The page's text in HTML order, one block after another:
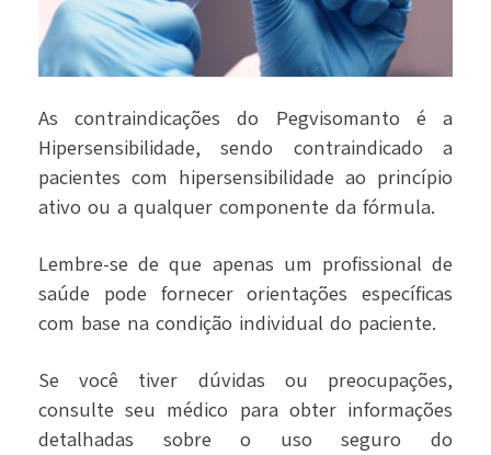
As contraindicações do Pegvisomanto é a
Hipersensibilidade, sendo contraindicado a
pacientes com hipersensibilidade ao princípio
ativo ou a qualquer componente da fórmula.
Lembre-se de que apenas um profissional de
saúde pode fornecer orientações específicas
com base na condição individual do paciente.
Se você tiver dúvidas ou preocupações,
consulte seu médico para obter informações
detalhadas sobre o uso seguro do